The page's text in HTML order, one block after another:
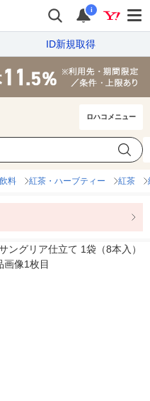
i
ID新規取得
ロハコメニュー
料 紅茶・ハーブティー 紅茶